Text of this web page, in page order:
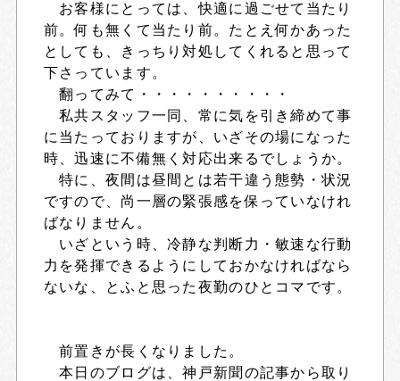
お客様にとっては、快適に過ごせて当たり
前。何も無くて当たり前。たとえ何かあった
としても、きっちり対処してくれると思って
下さっています。
翻ってみて・・・・・・・・・・
私共スタッフ一同、常に気を引き締めて事
に当たっておりますが、いざその場になった
時、迅速に不備無く対応出来るでしょうか。
特に、夜間は昼間とは若干違う態勢・状況
ですので、尚一層の緊張感を保っていなけれ
ばなりません。
いざという時、冷静な判断力・敏速な行動
力を発揮できるようにしておかなければなら
ないな、とふと思った夜勤のひとコマです。
前置きが長くなりました。
本日のブログは、神戸新聞の記事から取り